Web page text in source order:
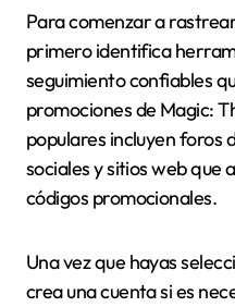
Para comenzar a
primero identifica
seguimiento confiables
promociones de Magic:
populares incluyen foros
sociales y sitios web que
códigos promocionales.
Una vez que hayas
crea una cuenta si es